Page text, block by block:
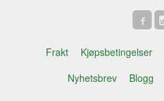
Frakt Kjøpsbetingelser
Nyhetsbrev
Blogg